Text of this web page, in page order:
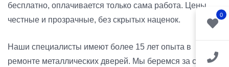
0
бесплатно, оплачивается только сама работа. Цены
честные и прозрачные, без скрытых наценок.
Наши специалисты имеют более 15 лет опыта в
ремонте металлических дверей. Мы беремся за самые